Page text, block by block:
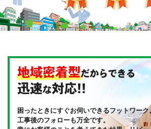
地域密着型だからできる
迅速な対応!!
困ったときにすぐお伺いできるフットワーク
工事後のフォローも万全です。